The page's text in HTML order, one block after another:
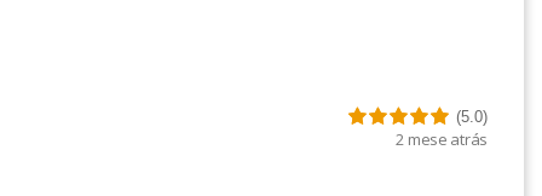
(5.0)
2 mese atrás